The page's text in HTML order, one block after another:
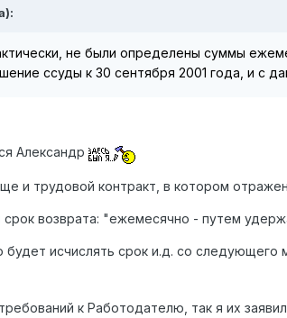
не были определены суммы
ссуды к 30 сентября 2001 года, и с
Александр
и трудовой контракт, в котором
возврата: "ежемесячно - путем
исчислять срок и.д. со
к Работодателю, так я их